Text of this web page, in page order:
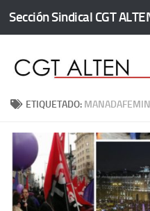
Saltar al contenido
Sección Sindical CGT
ETIQUETADO: